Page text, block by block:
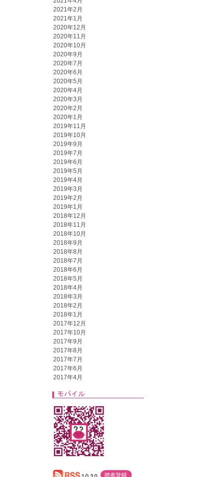
2021年2月
2021年1月
2020年12月
2020年11月
2020年10月
2020年9月
2020年7月
2020年6月
2020年5月
2020年4月
2020年3月
2020年2月
2020年1月
2019年11月
2019年10月
2019年9月
2019年7月
2019年6月
2019年5月
2019年4月
2019年3月
2019年2月
2019年1月
2018年12月
2018年11月
2018年10月
2018年9月
2018年8月
2018年7月
2018年6月
2018年5月
2018年4月
2018年3月
2018年2月
2018年1月
2017年12月
2017年10月
2017年9月
2017年8月
2017年7月
2017年6月
2017年4月